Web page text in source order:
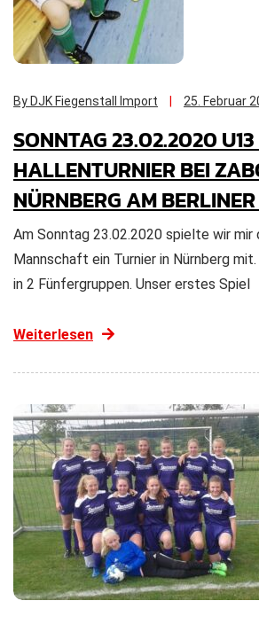
By DJK Fiegenstall Import 25. Februar
SONNTAG 23.02.2020
HALLENTURNIER BEI
NÜRNBERG AM
Am Sonntag 23.02.2020 spielte wir mir
Mannschaft ein Turnier in Nürnberg
in 2 Fünfergruppen. Unser erstes Spiel
Weiterlesen